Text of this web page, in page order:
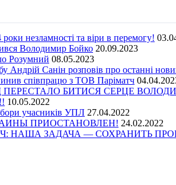
незламності та віри в перемогу!
Володимир Бойко 20.09.2023
Розумний 08.05.2023
Андрій Санін розповів про останні
співпрацю з ТОВ Паріматч
ПЕРЕСТАЛО БИТИСЯ СЕРЦЕ
10.05.2022
учасників УПЛ 27.04.2022
ПРИОСТАНОВЛЕН! 24.02.2022
НАША ЗАДАЧА — СОХРАНИТЬ